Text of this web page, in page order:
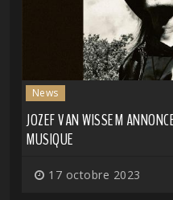
News
JOZEF VAN WISSEM
MUSIQUE
17 octobre 2023